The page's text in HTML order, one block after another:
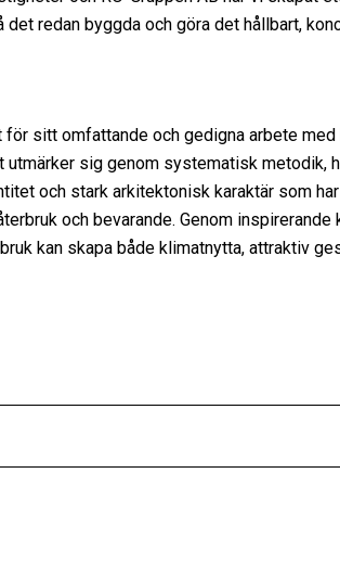
det redan byggda och göra det hållbart,
sitt omfattande och gedigna arbete
sig genom systematisk metodik,
och stark arkitektonisk karaktär som
och bevarande. Genom
kan skapa både klimatnytta, attraktiv